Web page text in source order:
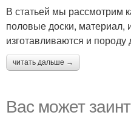
В статьей мы рассмотрим
половые доски, материал,
изготавливаются и
читать дальше →
Вас может